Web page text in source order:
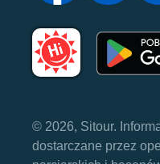
© 2026, Sitour.
dostarczane przez